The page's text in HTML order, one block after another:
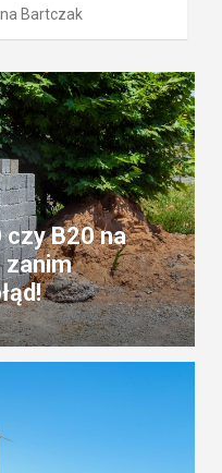
Bartczak
B20 na
zanim